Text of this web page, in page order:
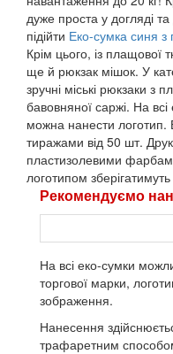
дуже проста у догляді
підійти Еко-сумка синя
Крім цього, із плащової
ще й рюкзак мішок. У
зручні міські рюкзаки з
бавовняної саржі. На
можна нанести
тиражами від 50 шт.
пластизолевими
логотипом
Рекомендуємо
На всі еко-сумки
торгової марки,
зображення.
Нанесення
трафаретним